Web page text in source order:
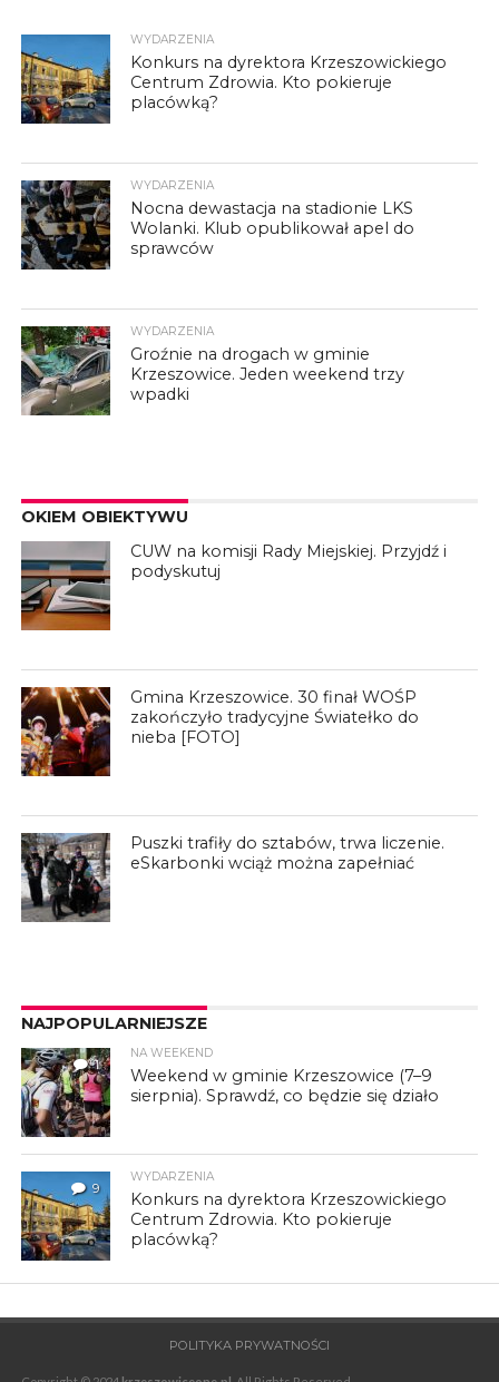
WYDARZENIA
Konkurs na dyrektora Krzeszowickiego
Centrum Zdrowia. Kto pokieruje
placówką?
WYDARZENIA
Nocna dewastacja na stadionie LKS
Wolanki. Klub opublikował apel do
sprawców
WYDARZENIA
Groźnie na drogach w gminie
Krzeszowice. Jeden weekend trzy
wpadki
OKIEM OBIEKTYWU
CUW na komisji Rady Miejskiej. Przyjdź i
podyskutuj
Gmina Krzeszowice. 30 finał WOŚP
zakończyło tradycyjne Światełko do
nieba [FOTO]
Puszki trafiły do sztabów, trwa liczenie.
eSkarbonki wciąż można zapełniać
NAJPOPULARNIEJSZE
1
NA WEEKEND
Weekend w gminie Krzeszowice (7–9
sierpnia). Sprawdź, co będzie się działo
9
WYDARZENIA
Konkurs na dyrektora Krzeszowickiego
Centrum Zdrowia. Kto pokieruje
placówką?
POLITYKA PRYWATNOŚCI